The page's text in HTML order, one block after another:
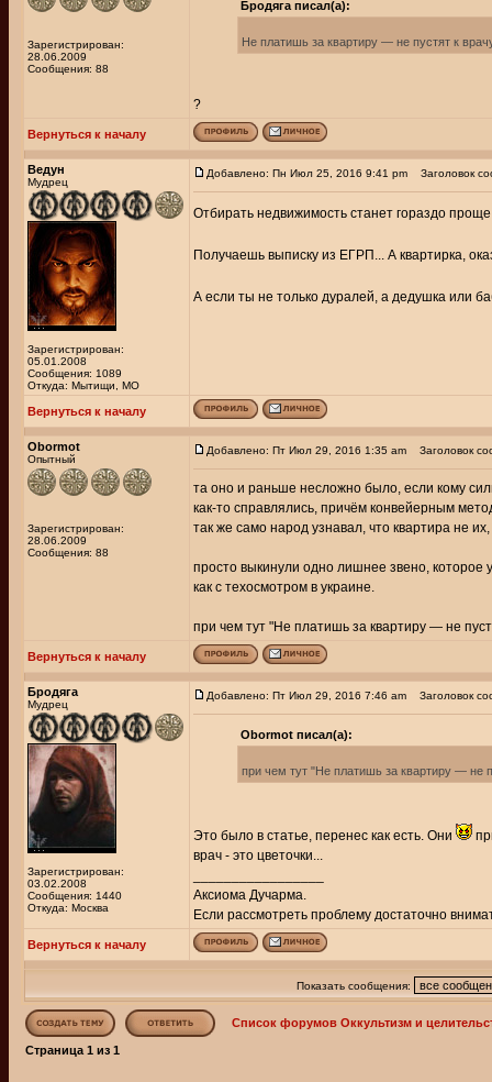
Зарегистрирован:
28.06.2009
Сообщения: 88
Бродяга писал(а):
Не платишь за квартиру — не пустят к
?
Вернуться к началу
Ведун
Мудрец
Зарегистрирован:
05.01.2008
Сообщения: 1089
Откуда: Мытищи, МО
Добавлено: Пн Июл 25, 2016 9:41 pm Заголовок
Отбирать недвижимость станет гораздо
Получаешь выписку из ЕГРП... А квартирка,
А если ты не только дуралей, а дедушка или
Вернуться к началу
Obormot
Опытный
Зарегистрирован:
28.06.2009
Сообщения: 88
Добавлено: Пт Июл 29, 2016 1:35 am Заголовок
та оно и раньше несложно было, если кому
как-то справлялись, причём конвейерным
так же само народ узнавал, что квартира не
просто выкинули одно лишнее звено, которое
как с техосмотром в украине.
при чем тут "Не платишь за квартиру — не
Вернуться к началу
Бродяга
Мудрец
Зарегистрирован:
03.02.2008
Сообщения: 1440
Откуда: Москва
Добавлено: Пт Июл 29, 2016 7:46 am Заголовок
Obormot писал(а):
при чем тут "Не платишь за квартиру — не
Это было в статье, перенес как есть. Они
врач - это цветочки...
Аксиома Дучарма.
Если рассмотреть проблему достаточно
Вернуться к началу
Показать сообщения:
Список форумов Оккультизм и
Страница 1 из 1